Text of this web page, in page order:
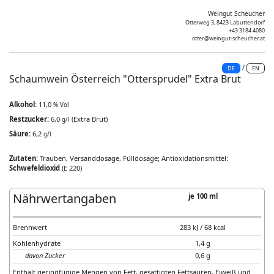
Weingut Scheucher
Otterweg 3, 8423 Labuttendorf
+43 3184 4080
otter@weingut-scheucher.at
DE / EN
Schaumwein Österreich "Ottersprudel" Extra Brut
Alkohol: 11,0 % Vol
Restzucker: 6,0 g/l (Extra Brut)
Säure: 6,2 g/l
Zutaten: Trauben, Versanddosage, Fülldosage; Antioxidationsmittel:
Schwefeldioxid (E 220)
Nährwertangaben je 100 ml
Brennwert
283 kJ / 68 kcal
Kohlenhydrate
1,4 g
davon Zucker
0,6 g
Enthält geringfügige Mengen von Fett, gesättigten Fettsäuren, Eiweiß und